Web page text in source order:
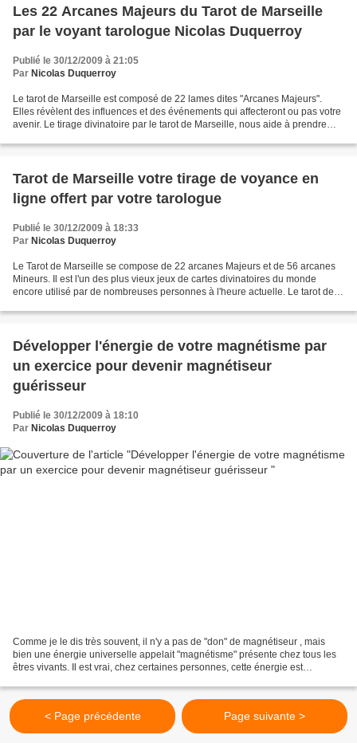
Les 22 Arcanes Majeurs du Tarot de Marseille
par le voyant tarologue Nicolas Duquerroy
Publié le 30/12/2009 à 21:05
Par Nicolas Duquerroy
Le tarot de Marseille est composé de 22 lames dites "Arcanes Majeurs".
Elles révèlent des influences et des événements qui affecteront ou pas votre
avenir. Le tirage divinatoire par le tarot de Marseille, nous aide à prendre
Tarot de Marseille votre tirage de voyance en
ligne offert par votre tarologue
Publié le 30/12/2009 à 18:33
Par Nicolas Duquerroy
Le Tarot de Marseille se compose de 22 arcanes Majeurs et de 56 arcanes
Mineurs. Il est l'un des plus vieux jeux de cartes divinatoires du monde
encore utilisé par de nombreuses personnes à l'heure actuelle. Le tarot de
Développer l'énergie de votre magnétisme par
un exercice pour devenir magnétiseur
guérisseur
Publié le 30/12/2009 à 18:10
Par Nicolas Duquerroy
Comme je le dis très souvent, il n'y a pas de "don" de magnétiseur , mais
bien une énergie universelle appelait "magnétisme" présente chez tous les
êtres vivants. Il est vrai, chez certaines personnes, cette énergie est
< Page précédente Page suivante >